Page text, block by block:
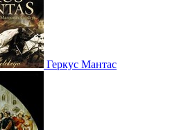
Геркус Мантас